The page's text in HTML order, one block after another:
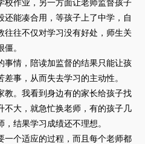
校作业，另一方面让老师监督孩子
还能凑合用，等孩子上了中学，自
往往不仅对学习没有好处，师生关
。
情，陪读加监督的结果只能让孩
事，从而失去学习的主动性。
。我看到身边有的家长给孩子找
不大，就急忙换老师，有的孩子几
结果学习成绩还不理想。
个适应的过程，而且每个老师都